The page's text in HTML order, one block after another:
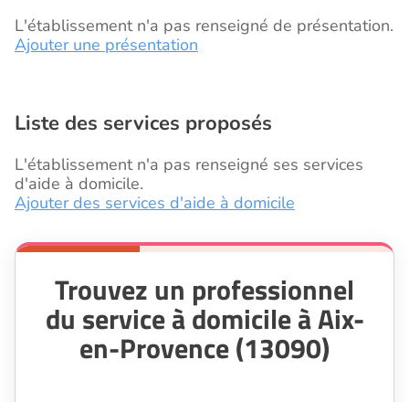
L'établissement n'a pas renseigné de présentation.
Ajouter une présentation
Liste des services proposés
L'établissement n'a pas renseigné ses services
d'aide à domicile.
Ajouter des services d'aide à domicile
Trouvez un professionnel
du service à domicile à Aix-
en-Provence (13090)